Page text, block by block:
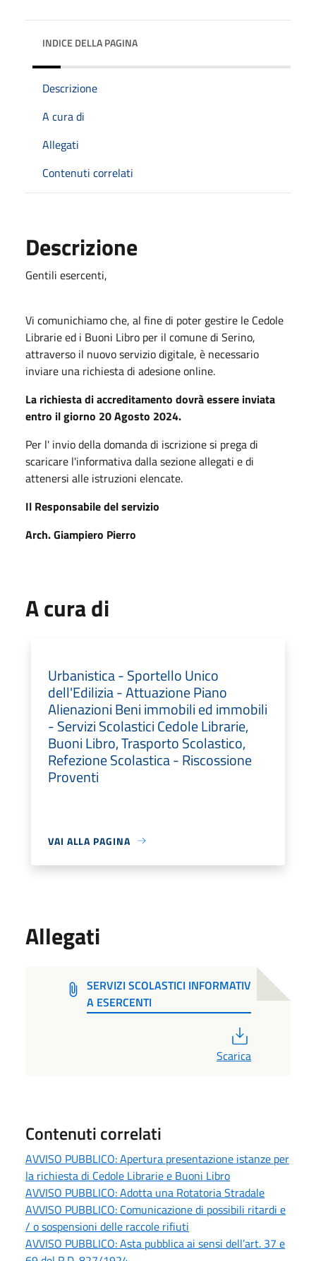
INDICE DELLA PAGINA
Descrizione
A cura di
Allegati
Contenuti correlati
Descrizione
Gentili esercenti,
Vi comunichiamo che, al fine di poter gestire le Cedole
Librarie ed i Buoni Libro per il comune di Serino,
attraverso il nuovo servizio digitale, è necessario
inviare una richiesta di adesione online.
La richiesta di accreditamento dovrà essere inviata
entro il giorno 20 Agosto 2024.
Per l' invio della domanda di iscrizione si prega di
scaricare l'informativa dalla sezione allegati e di
attenersi alle istruzioni elencate.
Il Responsabile del servizio
Arch. Giampiero Pierro
A cura di
Urbanistica - Sportello Unico
dell'Edilizia - Attuazione Piano
Alienazioni Beni immobili ed immobili
- Servizi Scolastici Cedole Librarie,
Buoni Libro, Trasporto Scolastico,
Refezione Scolastica - Riscossione
Proventi
VAI ALLA PAGINA
Allegati
SERVIZI SCOLASTICI INFORMATIV
A ESERCENTI
Scarica
Contenuti correlati
AVVISO PUBBLICO: Apertura presentazione istanze per
la richiesta di Cedole Librarie e Buoni Libro
AVVISO PUBBLICO: Adotta una Rotatoria Stradale
AVVISO PUBBLICO: Comunicazione di possibili ritardi e
/ o sospensioni delle raccole rifiuti
AVVISO PUBBLICO: Asta pubblica ai sensi dell’art. 37 e